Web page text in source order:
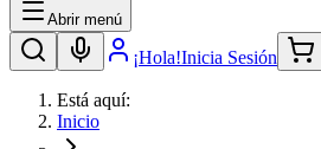
Abrir menú
¡Hola!Inicia Sesión
Está aquí:
Inicio